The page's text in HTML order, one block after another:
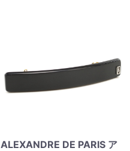
ALEXANDRE DE PARIS ア